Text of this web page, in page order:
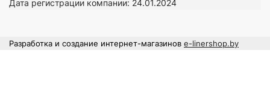
Дата регистрации компании: 24.01.2024
Разработка и создание интернет-магазинов e-linershop.by